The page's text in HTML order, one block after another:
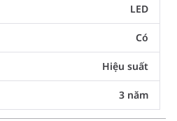
LED
Có
Hiệu suất
3 năm